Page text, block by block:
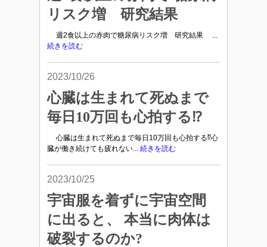
リスク増 研究結果
週2食以上の赤肉で糖尿病リスク増 研究結果 ...
続きを読む
2023/10/26
心臓は生まれて死ぬまで
毎日10万回も心拍する⁉
心臓は生まれて死ぬまで毎日10万回も心拍する⁉心
臓が働き続けても疲れない... 続きを読む
2023/10/25
宇宙服を着ずに宇宙空間
に出ると、 本当に肉体は
破裂するのか?